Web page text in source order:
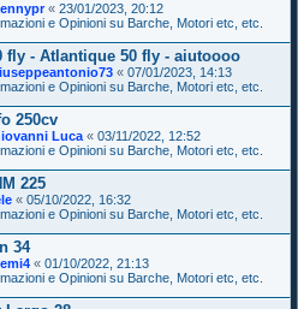
« 23/01/2023, 20:12
e Opinioni su Barche, Motori etc, etc.
fly - Atlantique 50 fly - aiutoooo
« 07/01/2023, 14:13
e Opinioni su Barche, Motori etc, etc.
250cv
Luca « 03/11/2022, 12:52
e Opinioni su Barche, Motori etc, etc.
225
« 05/10/2022, 16:32
e Opinioni su Barche, Motori etc, etc.
34
« 01/10/2022, 21:13
e Opinioni su Barche, Motori etc, etc.